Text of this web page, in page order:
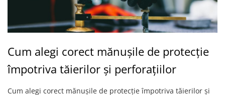
Accesorii scule electrice
Discuri debitare și polizare
Discuri, coli și role abrazive
Burghie și dălți
Cum alegi corect mănușile de protecție
împotriva tăierilor și perforațiilor
Cum alegi corect mănușile de protecție împotriva tăierilor și